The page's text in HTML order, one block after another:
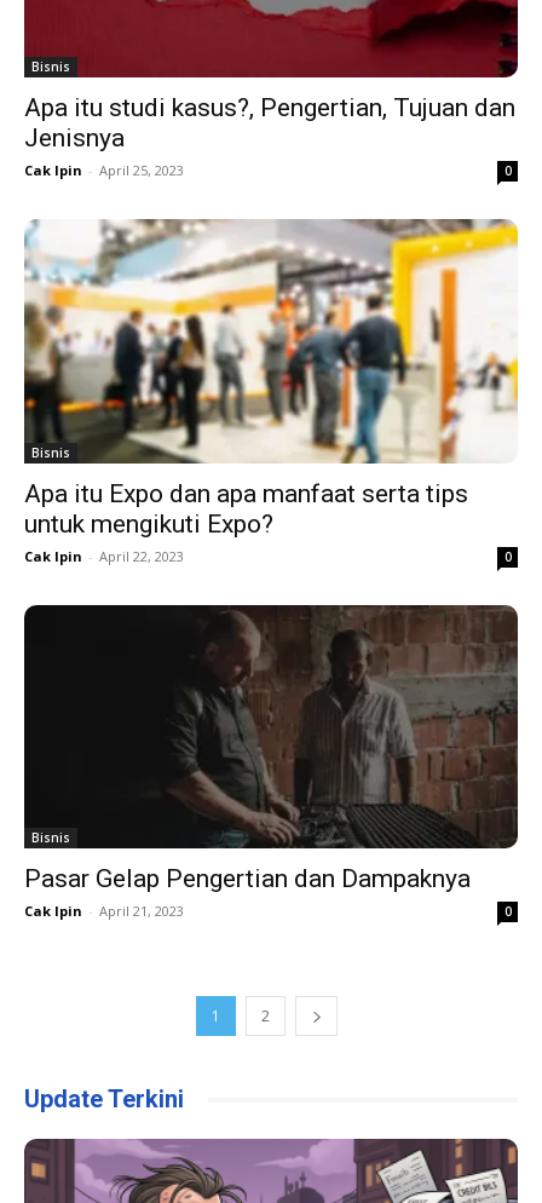
Bisnis
Apa itu studi kasus?, Pengertian, Tujuan dan
Jenisnya
Cak Ipin - April 25, 2023 0
Bisnis
Apa itu Expo dan apa manfaat serta tips
untuk mengikuti Expo?
Cak Ipin - April 22, 2023 0
Bisnis
Pasar Gelap Pengertian dan Dampaknya
Cak Ipin - April 21, 2023 0
1 2
Update Terkini